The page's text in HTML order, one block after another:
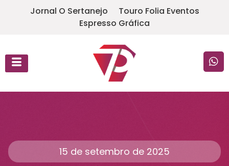
Jornal O Sertanejo
Touro Folia Eventos
Espresso Gráfica
15 de setembro de 2025